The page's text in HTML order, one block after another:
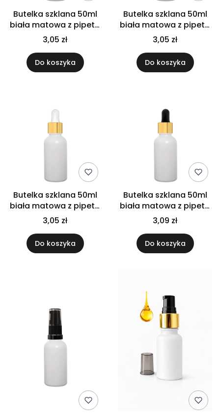
Butelka szklana 50ml
biała matowa z pipetą
gwarancyjną
3,05 zł
Do koszyka
Butelka szklana 50ml
biała matowa z pipetą
srebrną
3,05 zł
Do koszyka
Butelka szklana 50ml
biała matowa z pipetą
złoto białą
3,05 zł
Do koszyka
Butelka szklana 50ml
biała matowa z pipetą
złoto czarną
3,09 zł
Do koszyka